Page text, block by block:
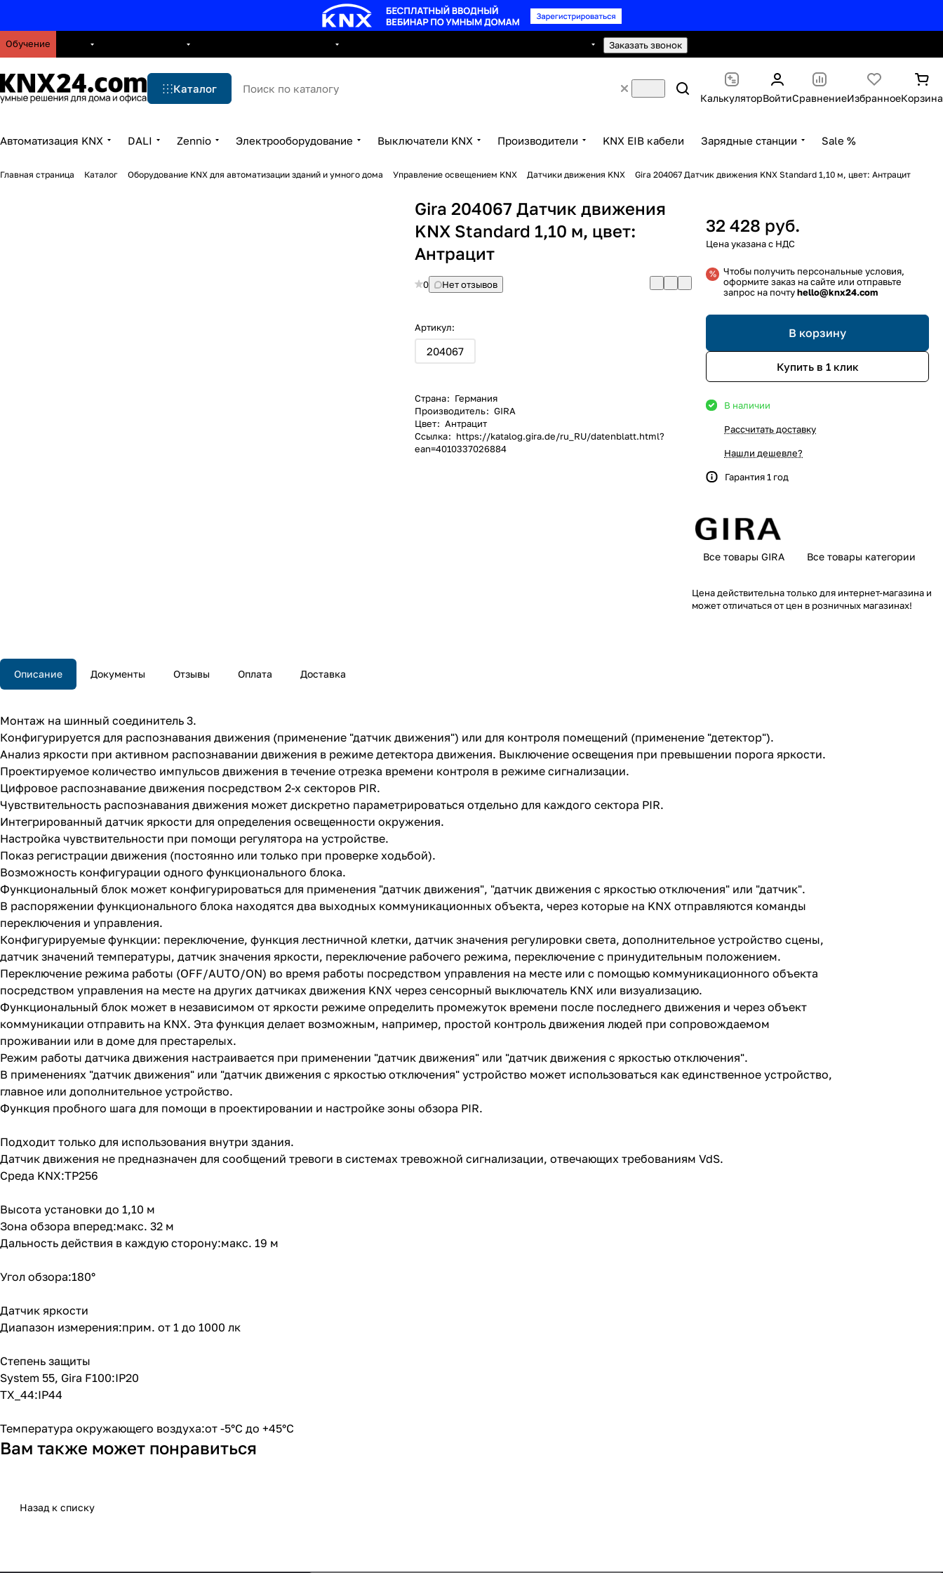
Обучение Заказать звонок
Каталог
КалькуляторВойтиСравнениеИзбранноеКорзина
Автоматизация KNX DALI Zennio Электрооборудование Выключатели KNX Производители KNX EIB кабели Зарядные станции Sale %
Главная страница Каталог Оборудование KNX для автоматизации зданий и умного дома Управление освещением KNX Датчики движения KNX Gira 204067 Датчик движения KNX Standard 1,10 м, цвет: Антрацит
Gira 204067 Датчик движения
KNX Standard 1,10 м, цвет:
Антрацит
0 Нет отзывов
Артикул:
204067
Страна: Германия
Производитель: GIRA
Цвет: Антрацит
Ссылка: https://katalog.gira.de/ru_RU/datenblatt.html?
ean=4010337026884
32 428 руб.
Чтобы получить персональные условия,
оформите заказ на сайте или отправьте
запрос на почтуhello@knx24.com
В корзину
Купить в 1 клик
В наличии
Рассчитать доставку
Нашли дешевле?
Гарантия 1 год
Все товары GIRA Все товары категории
Цена действительна только для интернет-магазина и
может отличаться от цен в розничных магазинах!
Описание Документы Отзывы Оплата Доставка
Монтаж на шинный соединитель 3.
Конфигурируется для распознавания движения (применение "датчик движения") или для контроля помещений (применение "детектор").
Анализ яркости при активном распознавании движения в режиме детектора движения. Выключение освещения при превышении порога яркости.
Проектируемое количество импульсов движения в течение отрезка времени контроля в режиме сигнализации.
Цифровое распознавание движения посредством 2-х секторов PIR.
Чувствительность распознавания движения может дискретно параметрироваться отдельно для каждого сектора PIR.
Интегрированный датчик яркости для определения освещенности окружения.
Настройка чувствительности при помощи регулятора на устройстве.
Показ регистрации движения (постоянно или только при проверке ходьбой).
Возможность конфигурации одного функционального блока.
Функциональный блок может конфигурироваться для применения "датчик движения", "датчик движения с яркостью отключения" или "датчик".
В распоряжении функционального блока находятся два выходных коммуникационных объекта, через которые на KNX отправляются команды
переключения и управления.
Конфигурируемые функции: переключение, функция лестничной клетки, датчик значения регулировки света, дополнительное устройство сцены,
датчик значений температуры, датчик значения яркости, переключение рабочего режима, переключение с принудительным положением.
Переключение режима работы (OFF/AUTO/ON) во время работы посредством управления на месте или с помощью коммуникационного объекта
посредством управления на месте на других датчиках движения KNX через сенсорный выключатель KNX или визуализацию.
Функциональный блок может в независимом от яркости режиме определить промежуток времени после последнего движения и через объект
коммуникации отправить на KNX. Эта функция делает возможным, например, простой контроль движения людей при сопровождаемом
проживании или в доме для престарелых.
Режим работы датчика движения настраивается при применении "датчик движения" или "датчик движения с яркостью отключения".
В применениях "датчик движения" или "датчик движения с яркостью отключения" устройство может использоваться как единственное устройство,
главное или дополнительное устройство.
Функция пробного шага для помощи в проектировании и настройке зоны обзора PIR.
Подходит только для использования внутри здания.
Датчик движения не предназначен для сообщений тревоги в системах тревожной сигнализации, отвечающих требованиям VdS.
Среда KNX:TP256
Высота установки до 1,10 м
Зона обзора вперед:макс. 32 м
Дальность действия в каждую сторону:макс. 19 м
Угол обзора:180°
Датчик яркости
Диапазон измерения:прим. от 1 до 1000 лк
Степень защиты
System 55, Gira F100:IP20
TX_44:IP44
Температура окружающего воздуха:от -5°C до +45°C
Вам также может понравиться
Назад к списку